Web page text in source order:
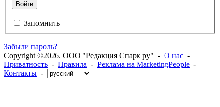
Войти
Запомнить
Забыли пароль?
Copyright ©2026. ООО "Редакция Спарк ру" - О нас -
Приватность - Правила - Реклама на MarketingPeople -
Контакты -